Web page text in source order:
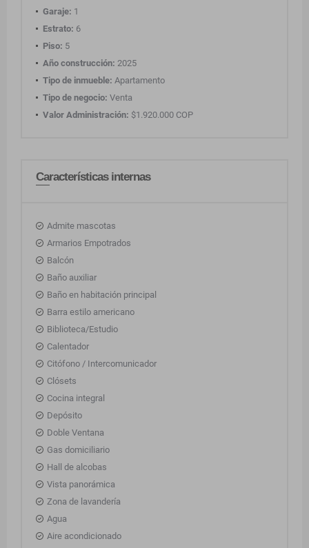
Garaje: 1
Estrato: 6
Piso: 5
Año construcción: 2025
Tipo de inmueble: Apartamento
Tipo de negocio: Venta
Valor Administración: $1.920.000 COP
Características internas
Admite mascotas
Armarios Empotrados
Balcón
Baño auxiliar
Baño en habitación principal
Barra estilo americano
Biblioteca/Estudio
Calentador
Citófono / Intercomunicador
Clósets
Cocina integral
Depósito
Doble Ventana
Gas domiciliario
Hall de alcobas
Vista panorámica
Zona de lavandería
Agua
Aire acondicionado